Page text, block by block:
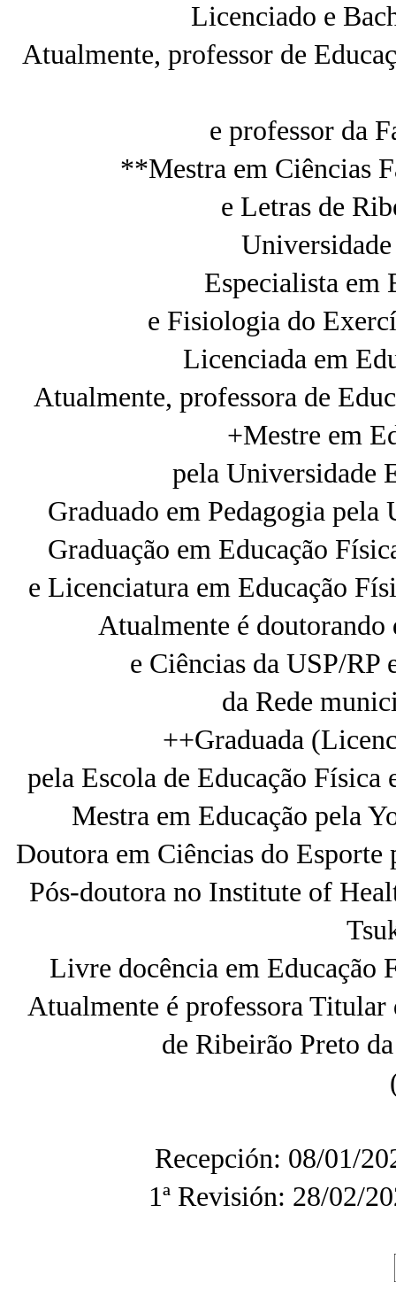
Licenciado e
Atualmente, professor de
e professor da
**Mestra em Ciências
e Letras de
Especialista em
e Fisiologia do
Licenciada em
Atualmente, professora de
+Mestre em
pela Universidade
Graduado em Pedagogia
Graduação em Educação
e Licenciatura em Educação
Atualmente é
e Ciências da USP/RP
da Rede
++Graduada
pela Escola de Educação Física
Mestra em Educação pela
Doutora em Ciências do Esporte
Pós-doutora no Institute of
Livre docência em Educação
Atualmente é professora Titular
de Ribeirão Preto
Recepción: 08/01/
1ª Revisión: 28/02/